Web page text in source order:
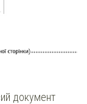
документ